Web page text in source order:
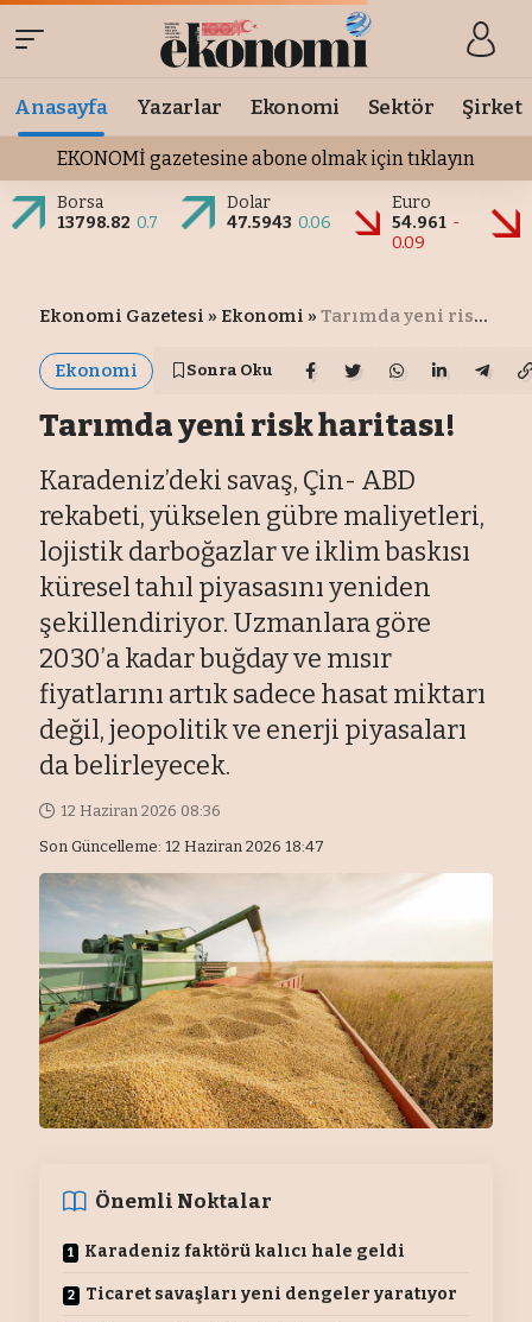
Anasayfa Yazarlar Ekonomi Sektör Şirket
EKONOMİ gazetesine abone olmak için tıklayın
Borsa
13798.82 0.7
Dolar
47.5943 0.06
Euro
54.961 -
0.09
Ekonomi Gazetesi » Ekonomi »Tarımda yeni risk haritası!
Ekonomi Sonra Oku
Tarımda yeni risk haritası!
Karadeniz’deki savaş, Çin- ABD
rekabeti, yükselen gübre maliyetleri,
lojistik darboğazlar ve iklim baskısı
küresel tahıl piyasasını yeniden
şekillendiriyor. Uzmanlara göre
2030’a kadar buğday ve mısır
fiyatlarını artık sadece hasat miktarı
değil, jeopolitik ve enerji piyasaları
da belirleyecek.
Son Güncelleme: 12 Haziran 2026 18:47
12 Haziran 2026 08:36
Önemli Noktalar
Karadeniz faktörü kalıcı hale geldi
Ticaret savaşları yeni dengeler yaratıyor